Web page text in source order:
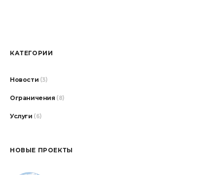
КАТЕГОРИИ
Новости (3)
Ограничения (8)
Услуги (6)
НОВЫЕ ПРОЕКТЫ